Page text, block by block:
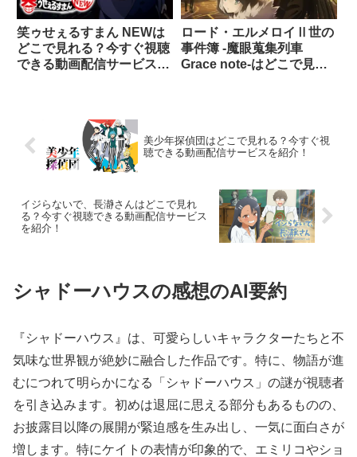
笑ゥせぇるすまん NEWは
どこで見れる？今すぐ視聴
できる動画配信サービスを
ロード・エルメロイⅡ世の
事件簿 -魔眼蒐集列車
Grace note-はどこで見れ
美少年探偵団はどこで見れる？今すぐ視
聴できる動画配信サービスを紹介！
イジらないで、長瀞さんはどこで見れ
る？今すぐ視聴できる動画配信サービス
を紹介！
シャドーハウスの感想のAI要約
『シャドーハウス』は、可愛らしいキャラクターたちと不
気味な世界観が絶妙に融合した作品です。特に、物語が進
むにつれて明らかになる「シャドーハウス」の謎が視聴者
を引き込みます。初めは退屈に思える部分もあるものの、
お披露目以降の展開が緊迫感を生み出し、一気に面白さが
増します。特にケイトの表情が印象的で、エミリコやショ